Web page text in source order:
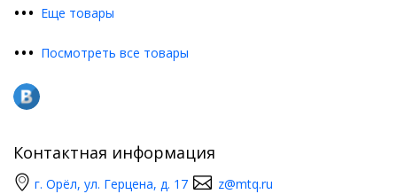
••• Еще товары
••• Посмотреть все товары
Контактная информация
г. Орёл, ул. Герцена, д. 17 z@mtq.ru